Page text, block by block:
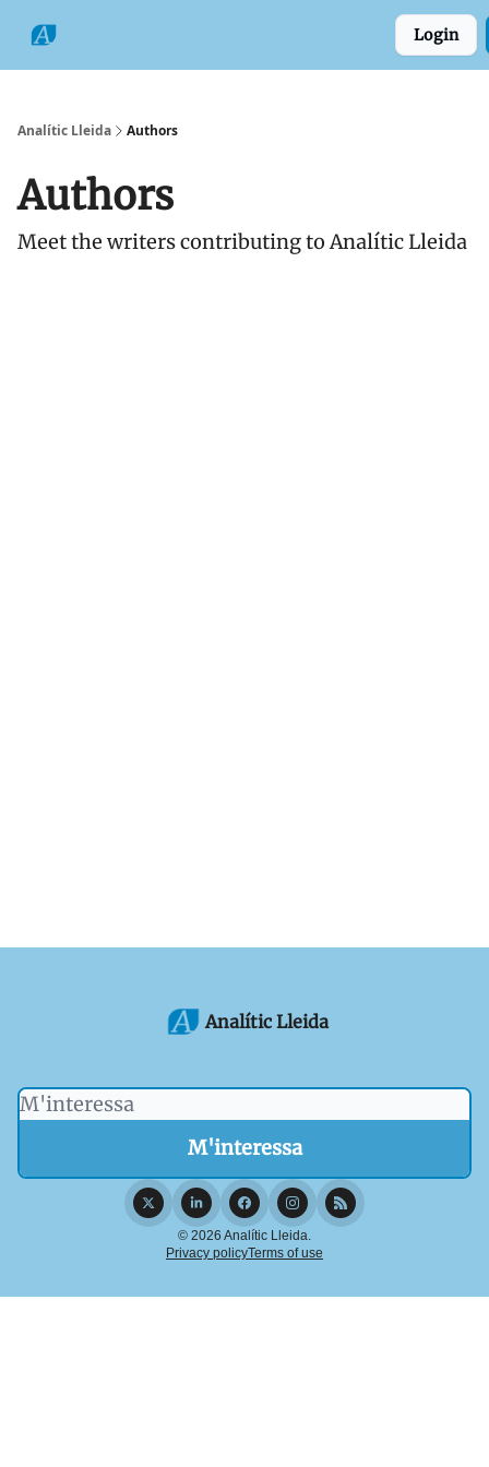
Login
Analític Lleida Authors
Authors
Meet the writers contributing to Analític Lleida
Analític Lleida
© 2026 Analític Lleida.
Privacy policyTerms of use